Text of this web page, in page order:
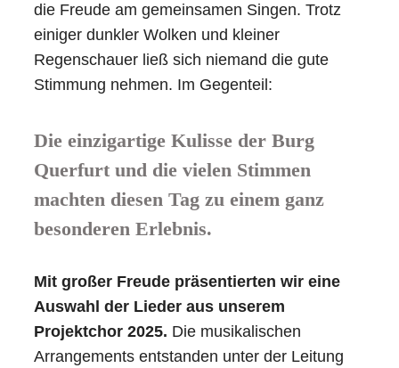
die Freude am gemeinsamen Singen. Trotz
einiger dunkler Wolken und kleiner
Regenschauer ließ sich niemand die gute
Stimmung nehmen. Im Gegenteil:
Die einzigartige Kulisse der Burg
Querfurt und die vielen Stimmen
machten diesen Tag zu einem ganz
besonderen Erlebnis.
Mit großer Freude präsentierten wir eine
Auswahl der Lieder aus unserem
Projektchor 2025. Die musikalischen
Arrangements entstanden unter der Leitung